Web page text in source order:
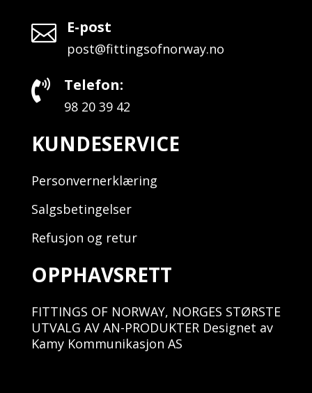
 E-post
post@fittingsofnorway.no
 Telefon:
98 20 39 42
KUNDESERVICE
Personvernerklæring
Salgsbetingelser
Refusjon og retur
OPPHAVSRETT
FITTINGS OF NORWAY, NORGES STØRSTE
UTVALG AV AN-PRODUKTER Designet av
Kamy Kommunikasjon AS